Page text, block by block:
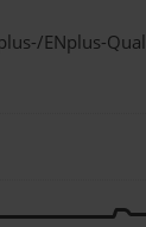
ENplus-